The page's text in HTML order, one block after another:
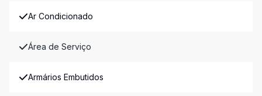
Ar Condicionado
Área de Serviço
Armários Embutidos